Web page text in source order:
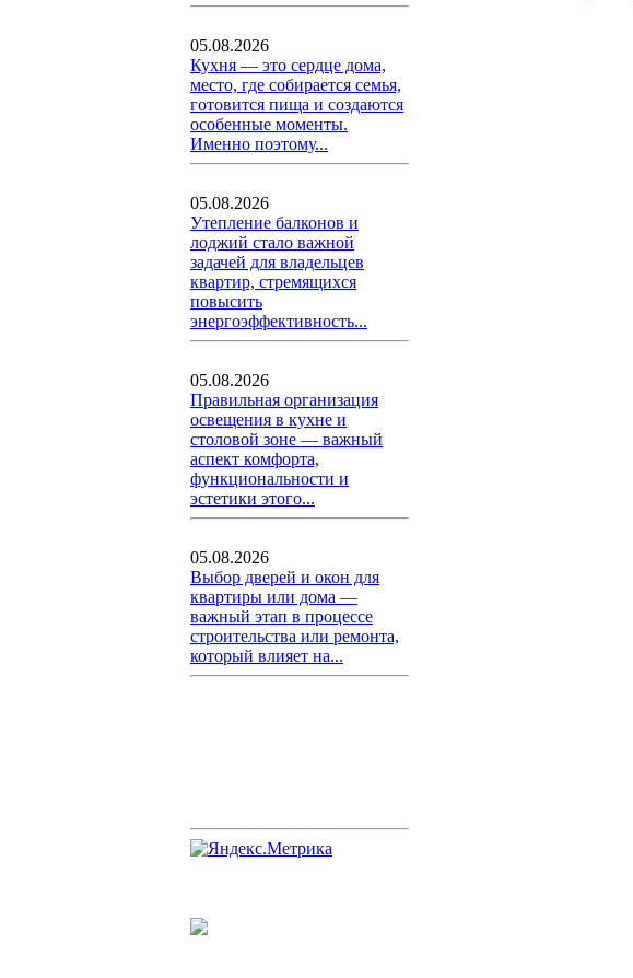
05.08.2026
Кухня — это сердце дома,
место, где собирается семья,
готовится пища и создаются
особенные моменты.
Именно поэтому...
05.08.2026
Утепление балконов и
лоджий стало важной
задачей для владельцев
квартир, стремящихся
повысить
энергоэффективность...
05.08.2026
Правильная организация
освещения в кухне и
столовой зоне — важный
аспект комфорта,
функциональности и
эстетики этого...
05.08.2026
Выбор дверей и окон для
квартиры или дома —
важный этап в процессе
строительства или ремонта,
который влияет на...